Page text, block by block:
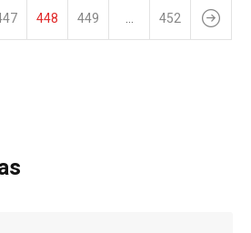
448 449 … 452